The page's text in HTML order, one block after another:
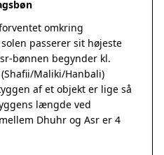
omkring
passerer sit højeste
bønnen begynder kl.
Maliki/Hanbali)
af et objekt er lige så
længde ved
Dhuhr og Asr er 4